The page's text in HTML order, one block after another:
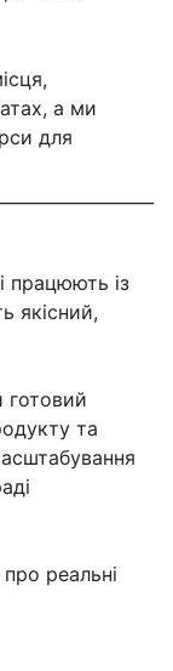
а ми
для
працюють із
якісний,
готовий
та
реальні